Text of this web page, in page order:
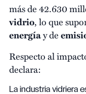
más de 42.630
vidrio, lo que
energíay de
Respecto al
declara:
La industria vidriera